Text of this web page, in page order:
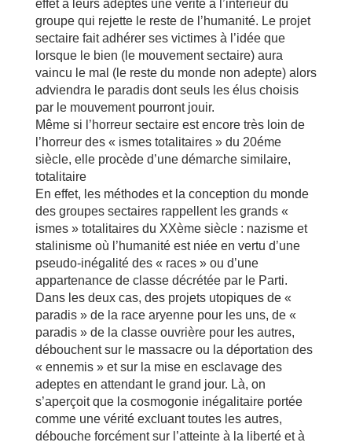
effet à leurs adeptes une vérité à l’intérieur du
groupe qui rejette le reste de l’humanité. Le projet
sectaire fait adhérer ses victimes à l’idée que
lorsque le bien (le mouvement sectaire) aura
vaincu le mal (le reste du monde non adepte) alors
adviendra le paradis dont seuls les élus choisis
par le mouvement pourront jouir.
Même si l’horreur sectaire est encore très loin de
l’horreur des « ismes totalitaires » du 20éme
siècle, elle procède d’une démarche similaire,
totalitaire
En effet, les méthodes et la conception du monde
des groupes sectaires rappellent les grands «
ismes » totalitaires du XXème siècle : nazisme et
stalinisme où l’humanité est niée en vertu d’une
pseudo-inégalité des « races » ou d’une
appartenance de classe décrétée par le Parti.
Dans les deux cas, des projets utopiques de «
paradis » de la race aryenne pour les uns, de «
paradis » de la classe ouvrière pour les autres,
débouchent sur le massacre ou la déportation des
« ennemis » et sur la mise en esclavage des
adeptes en attendant le grand jour. Là, on
s’aperçoit que la cosmogonie inégalitaire portée
comme une vérité excluant toutes les autres,
débouche forcément sur l’atteinte à la liberté et à